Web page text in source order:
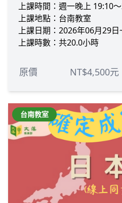
上課時間：週一晚上 19:10
上課地點：台南教室
上課日期：2026年06月29
上課時數：共20.0小時
原價 NT$4,500元
台南教室